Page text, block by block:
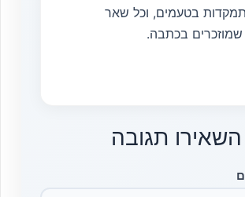
בטעמים, וכל שאר
שמוזכרים בכתבה.
השאירו תגובה